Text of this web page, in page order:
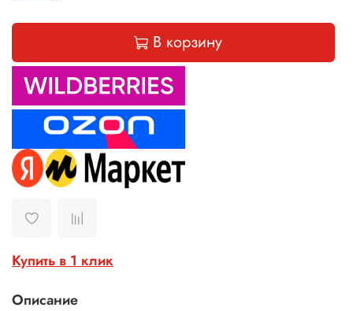
В корзину
Купить в 1 клик
Описание